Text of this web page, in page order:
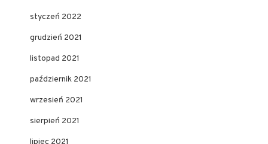
styczeń 2022
grudzień 2021
listopad 2021
październik 2021
wrzesień 2021
sierpień 2021
lipiec 2021